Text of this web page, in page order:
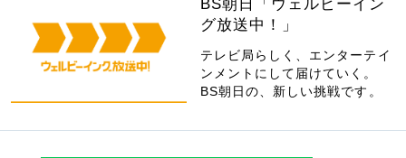
BS朝日「ウェルビーイン
グ放送中！」
テレビ局らしく、エンターテイ
ンメントにして届けていく。
BS朝日の、新しい挑戦です。